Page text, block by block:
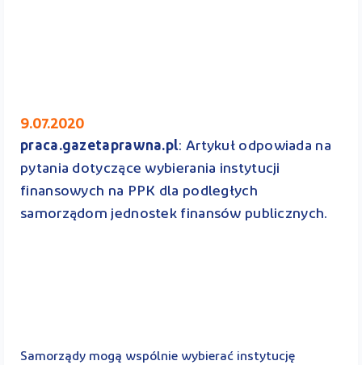
9.07.2020
praca.gazetaprawna.pl: Artykuł odpowiada na
pytania dotyczące wybierania instytucji
finansowych na PPK dla podległych
samorządom jednostek finansów publicznych.
Samorządy mogą wspólnie wybierać instytucję